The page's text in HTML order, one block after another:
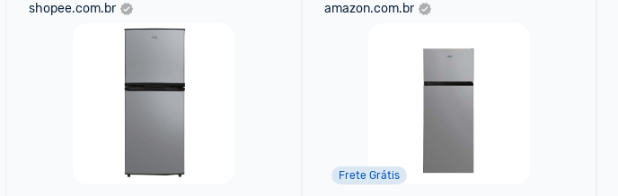
shopee.com.br amazon.com.br
Frete Grátis